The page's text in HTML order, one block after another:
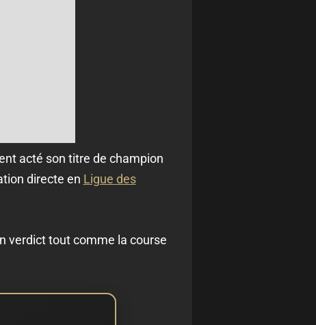
acté son titre de champion
directe en Ligue des
verdict tout comme la course